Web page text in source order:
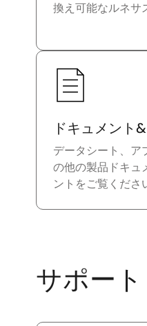
換え可能なルネサ
ドキュメント
データシート、ア
の他の製品ドキュ
ントをご覧くださ
サポー